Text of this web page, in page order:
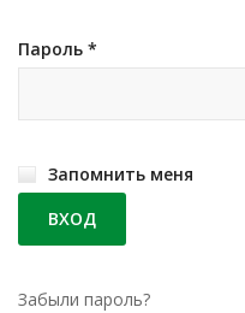
Пароль *
Запомнить меня
Забыли пароль?